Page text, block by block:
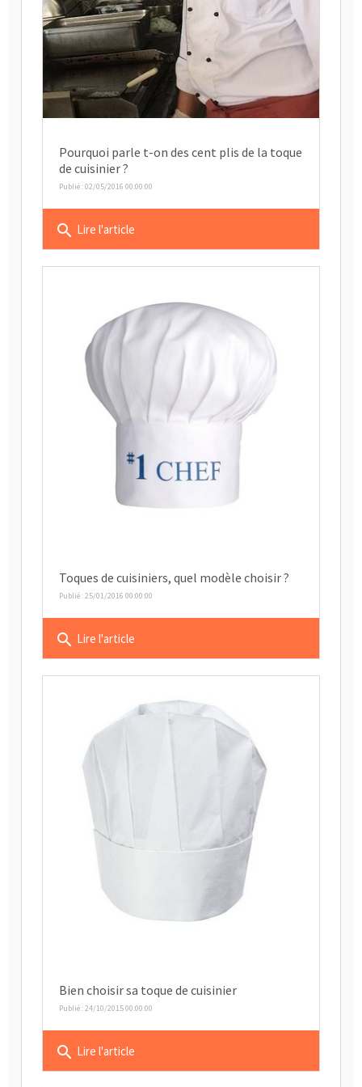
Pourquoi parle t-on des cent plis de la toque
de cuisinier ?
Publié : 02/05/2016 00:00:00
search Lire l'article
Toques de cuisiniers, quel modèle choisir ?
Publié : 25/01/2016 00:00:00
search Lire l'article
Bien choisir sa toque de cuisinier
Publié : 24/10/2015 00:00:00
search Lire l'article